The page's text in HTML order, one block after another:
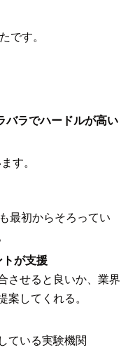
です。
バラでハードルが高い
す。
最初からそろってい
が支援
させると良いか、業界
してくれる。
ている実験機関